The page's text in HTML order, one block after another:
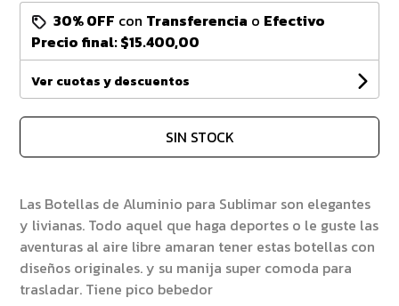
30% OFF con Transferencia o Efectivo
Precio final:$15.400,00
Ver cuotas y descuentos
SIN STOCK
Las Botellas de Aluminio para Sublimar son elegantes
y livianas. Todo aquel que haga deportes o le guste las
aventuras al aire libre amaran tener estas botellas con
diseños originales. y su manija super comoda para
trasladar. Tiene pico bebedor